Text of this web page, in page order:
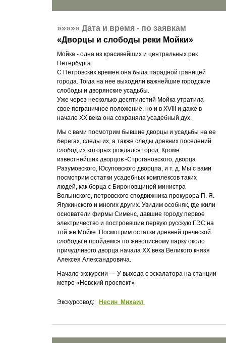
»»»»»Дата и время - по заявкам
«Дворцы и слободы реки Мойки»
Мойка - одна из красивейших и центральных рек
Петербурга.
С Петровских времен она была парадной границей
города. Тогда на нее выходили важнейшие городские
слободы и дворянские усадьбы.
Уже через несколько десятилетий Мойка утратила
свое пограничное положение, но и в XVIII и даже в
начале XX века она сохраняла усадебный дух.
Мы с вами посмотрим бывшие дворцы и усадьбы на ее
берегах, следы их, а также следы древних поселений
слобод из которых рождался город. Кроме
известнейших дворцов -Строгановского, дворца
Разумовского, Юсуповского дворцпа, и т. д. Мы с вами
посмотрим остатки усадебных комплексов таких
людей, как борца с Бироновщиной министра
Волынского, петровского сподвижника прокурора П. Я.
Ягужинского и многих других. Увидим особняк, где жили
основатели фирмы Сименс, давшие городу первое
электричество и построевшие первую русскую ГЭС на
той же Мойке. Посмотрим остатки древней греческой
слободы и пройдемся по живописному парку около
причудливого дворца начала XX века Великого князя
Алексея Александровича.
Начало экскурсии — У выхода с эскалатора на станции
метро «Невский проспект»
Экскурсовод: Несин Михаил